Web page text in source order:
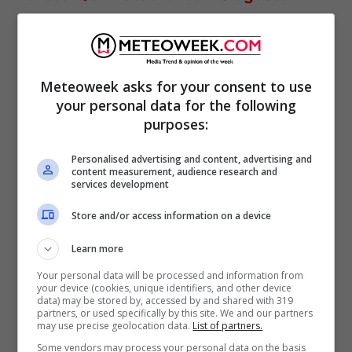
agosto cieli sereni– meteoweek
In provincia di Latina:L’estate continua
indisturbata grazie all’egemonia altopressoria.
Locale instabilità di calore diurna possibile
Meteoweek asks for your consent to use
your personal data for the following
purposes:
Personalised advertising and content, advertising and
content measurement, audience research and
services development
Store and/or access information on a device
Learn more
Your personal data will be processed and information from
your device (cookies, unique identifiers, and other device
data) may be stored by, accessed by and shared with 319
partners, or used specifically by this site. We and our partners
may use precise geolocation data. List of partners.
Some vendors may process your personal data on the basis